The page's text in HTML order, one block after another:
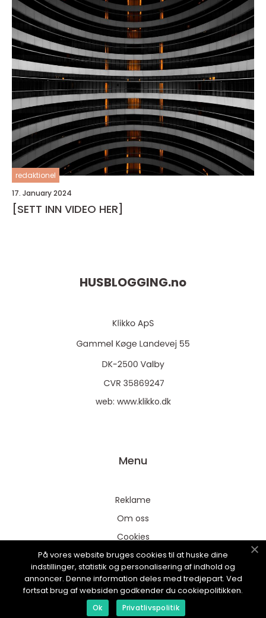
redaktionel
17. January 2024
[SETT INN VIDEO HER]
HUSBLOGGING.no
web: www.klikko.dk
Menu
Reklame
Om oss
Cookies
Kontakt Oss
Sitemap
På vores website bruges cookies til at huske dine
indstillinger, statistik og personalisering af indhold og
annoncer. Denne information deles med tredjepart. Ved
fortsat brug af websiden godkender du cookiepolitikken.
Ok Privatlivspolitik